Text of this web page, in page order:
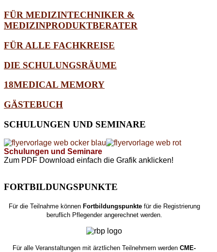
FÜR MEDIZINTECHNIKER &
MEDIZINPRODUKTBERATER
FÜR ALLE FACHKREISE
DIE SCHULUNGSRÄUME
18MEDICAL MEMORY
GÄSTEBUCH
SCHULUNGEN UND SEMINARE
Schulungen und Seminare
Zum PDF Download einfach die Grafik anklicken!
FORTBILDUNGSPUNKTE
Für die Teilnahme könnenFortbildungspunktefür die Registrierung
beruflich Pflegender angerechnet werden.
Für alle Veranstaltungen mit ärztlichen Teilnehmern werdenCME-